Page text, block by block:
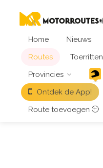
Home
Nieuws
Routes
Toerritten
Provincies
Ontdek de App!
Route toevoegen